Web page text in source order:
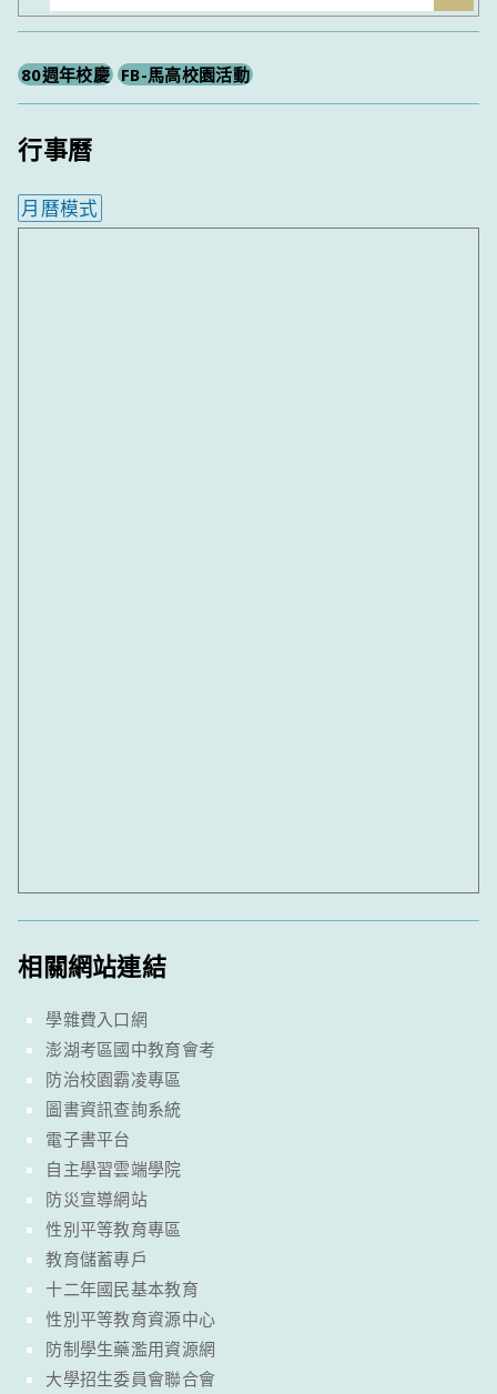
尋
80週年校慶 FB-馬高校園活動
行事曆
月曆模式
相關網站連結
學雜費入口網
澎湖考區國中教育會考
防治校園霸凌專區
圖書資訊查詢系統
電子書平台
自主學習雲端學院
防災宣導網站
性別平等教育專區
教育儲蓄專戶
十二年國民基本教育
性別平等教育資源中心
防制學生藥濫用資源網
大學招生委員會聯合會